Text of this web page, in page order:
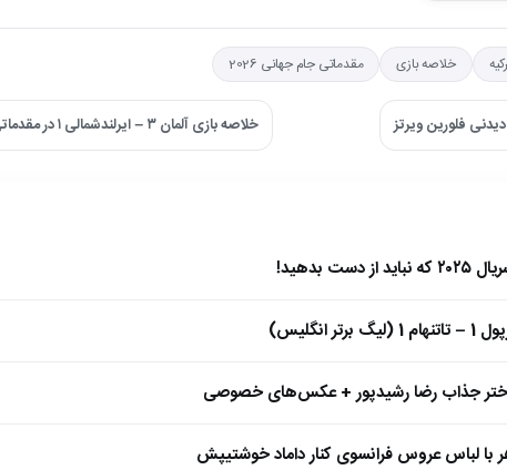
خلاصه بازی مقدماتی جام جهانی 2026
فلورین ویرتز خلاصه بازی آلمان ۳ – ایرلندشمالی ۱ در مقدماتی جام جهانی 2026 ←
انگلیس)
جذاب رضا رشیدپور + عکس‌های خصوصی
با لباس عروس فرانسوی کنار داماد خوشتیپش